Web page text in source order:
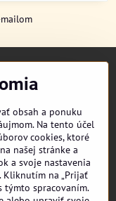
obsah a ponuku
Na tento účel
cookies, ktoré
našej stránke a
a svoje nastavenia
na „Prijať
týmto spracovaním.